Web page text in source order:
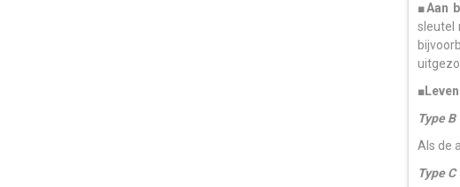
■Aan
sleutel
Type B
Als de
Type C